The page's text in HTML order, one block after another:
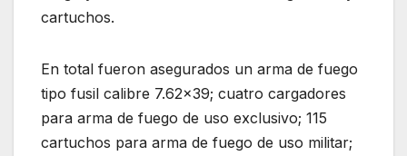
cartuchos.
En total fueron asegurados un arma de fuego
tipo fusil calibre 7.62×39; cuatro cargadores
para arma de fuego de uso exclusivo; 115
cartuchos para arma de fuego de uso militar;